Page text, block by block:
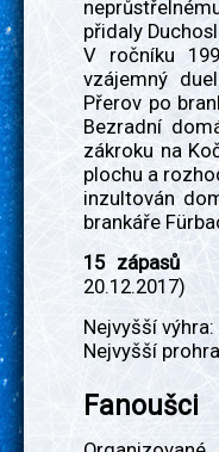
přidaly
V ročníku
vzájemný
Přerov po
Bezradní
zákroku na
plochu a
inzultován
brankáře
15
20.12.2017)
Nejvyšší výhra:
Nejvyšší
Fanoušci